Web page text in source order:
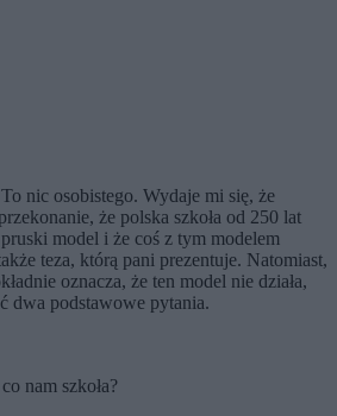
To nic osobistego. Wydaje mi się, że
że polska szkoła od 250 lat
model i że coś z tym modelem
teza, którą pani prezentuje. Natomiast,
oznacza, że ten model nie działa,
dwa podstawowe pytania.
nam szkoła?